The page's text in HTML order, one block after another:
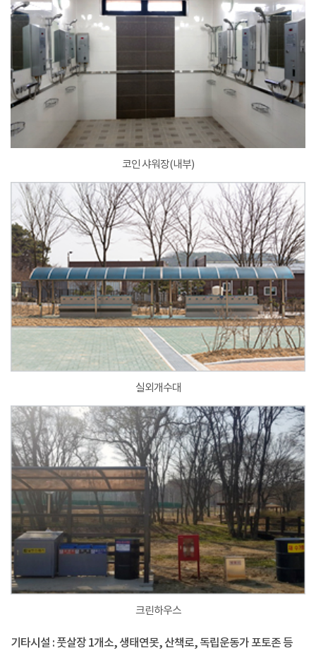
코인 샤워장(내부)
실외개수대
크린하우스
기타시설 : 풋살장 1개소, 생태연못, 산책로, 독립운동가 포토존 등